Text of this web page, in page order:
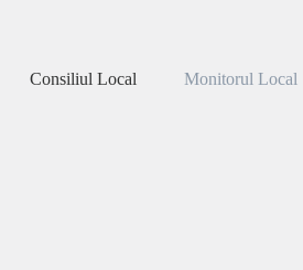
Consiliul Local Monitorul Local